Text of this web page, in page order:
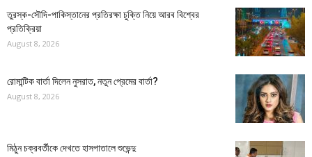
তুরস্ক-সৌদি-পাকিস্তানের প্রতিরক্ষা চুক্তি নিয়ে আরব বিশ্বের
প্রতিক্রিয়া
August 8, 2026
রোমান্টিক বার্তা দিলেন নুসরাত, নতুন প্রেমের বার্তা?
August 8, 2026
মিঠুন চক্রবর্তীকে দেখতে হাসপাতালে শুভেন্দু